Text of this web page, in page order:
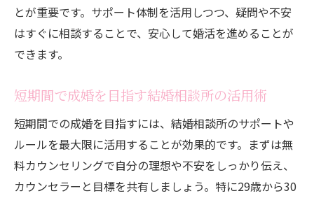
とが重要です。サポート体制を活用しつつ、疑問や不安
はすぐに相談することで、安心して婚活を進めることが
できます。
短期間で成婚を目指す結婚相談所の活用術
短期間での成婚を目指すには、結婚相談所のサポートや
ルールを最大限に活用することが効果的です。まずは無
料カウンセリングで自分の理想や不安をしっかり伝え、
カウンセラーと目標を共有しましょう。特に29歳から30